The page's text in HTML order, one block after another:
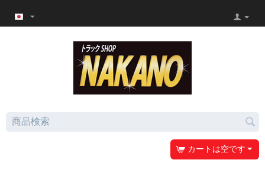
カートは空です